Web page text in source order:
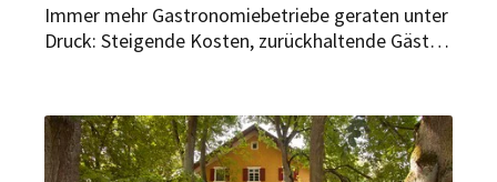
Immer mehr Gastronomiebetriebe geraten unter
Druck: Steigende Kosten, zurückhaltende Gäste
die Warnsignale früh erkennt und gezielt
gegensteuert, kann die Insolvenz noch
abwenden.